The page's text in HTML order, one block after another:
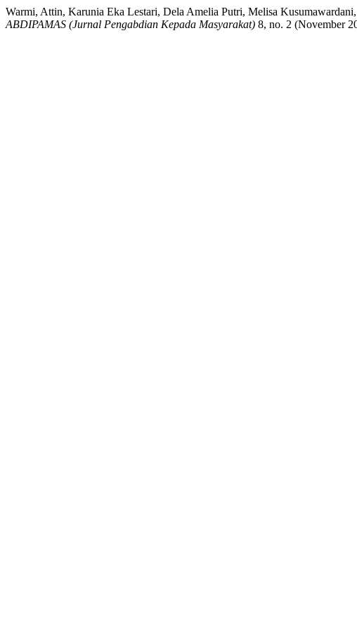
Warmi, Attin, Karunia Eka Lestari, Dela Amelia Putri, Melisa
ABDIPAMAS (Jurnal Pengabdian Kepada Masyarakat) 8, no. 2 (November